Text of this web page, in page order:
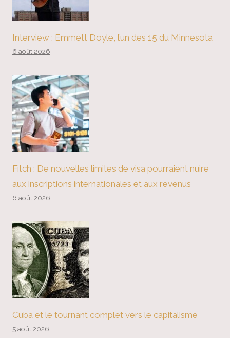
Interview : Emmett Doyle, l’un des 15 du Minnesota
6 août 2026
Fitch : De nouvelles limites de visa pourraient nuire
aux inscriptions internationales et aux revenus
6 août 2026
Cuba et le tournant complet vers le capitalisme
5 août 2026